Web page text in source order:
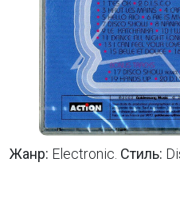
Жанр: Electronic. Стиль: